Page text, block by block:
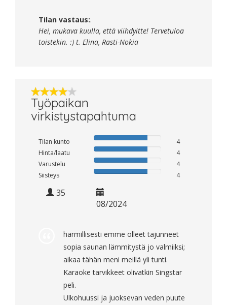
Tilan vastaus:.
Hei, mukava kuulla, että viihdyitte! Tervetuloa
toistekin. :) t. Elina, Rasti-Nokia
Työpaikan
virkistystapahtuma
Tilan kunto
4
Hinta/laatu
4
Varustelu
4
Siisteys
4
35
08/2024
harmillisesti emme olleet tajunneet
sopia saunan lämmitystä jo valmiiksi;
aikaa tähän meni meillä yli tunti.
Karaoke tarvikkeet olivatkin Singstar
peli.
Ulkohuussi ja juoksevan veden puute